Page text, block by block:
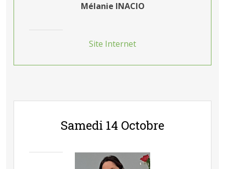
Mélanie INACIO
Site Internet
Samedi 14 Octobre